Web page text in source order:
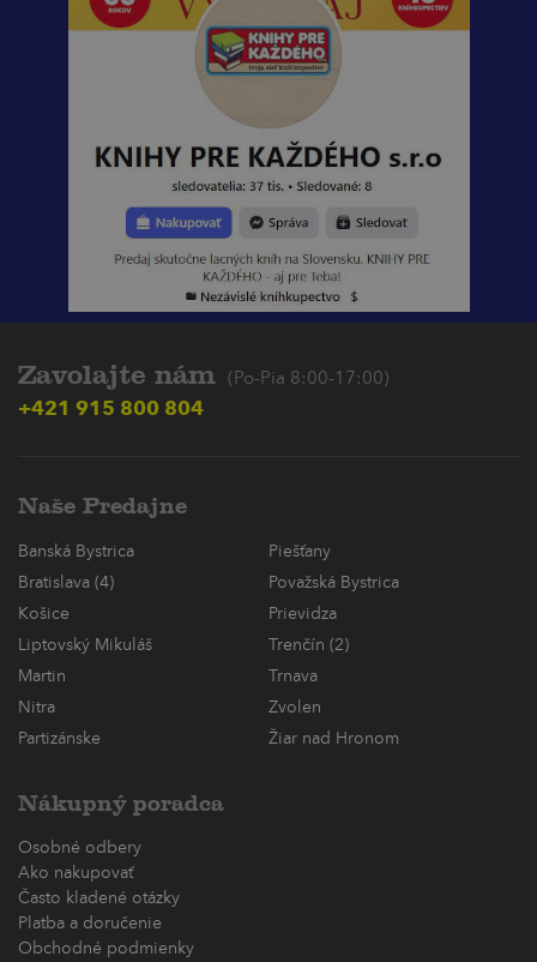
Zavolajte nám (Po-Pia 8:00-17:00)
+421 915 800 804
Naše Predajne
Banská Bystrica
Piešťany
Bratislava (4)
Považská Bystrica
Košice
Prievidza
Liptovský Mikuláš
Trenčín (2)
Martin
Trnava
Nitra
Zvolen
Partizánske
Žiar nad Hronom
Nákupný poradca
Osobné odbery
Ako nakupovať
Často kladené otázky
Platba a doručenie
Obchodné podmienky